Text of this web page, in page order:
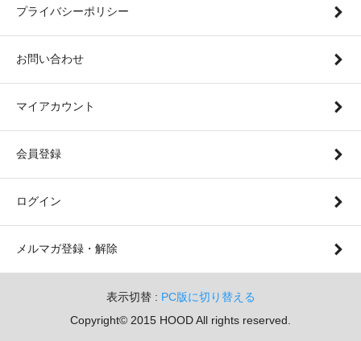
プライバシーポリシー
お問い合わせ
マイアカウント
会員登録
ログイン
メルマガ登録・解除
表示切替 : PC版に切り替える
Copyright© 2015 HOOD All rights reserved.